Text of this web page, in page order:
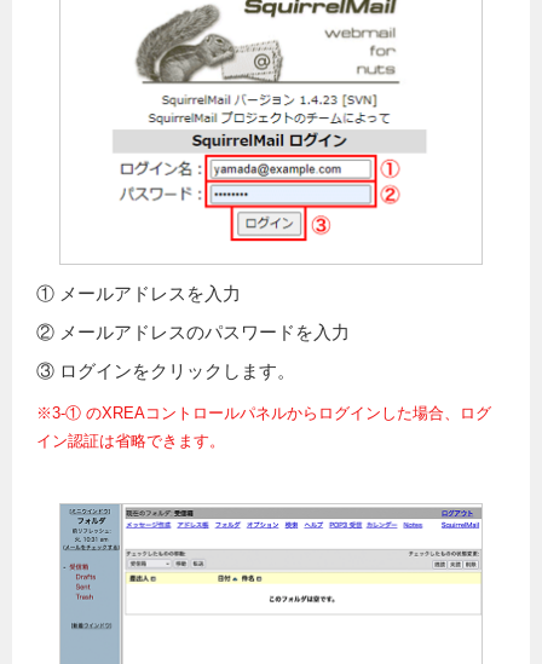
① メールアドレスを入力
② メールアドレスのパスワードを入力
③ ログインをクリックします。
※3-① のXREAコントロールパネルからログインした場合、ログ
イン認証は省略できます。